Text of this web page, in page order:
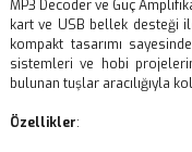
MP3 Decoder ve Güç
kart ve USB bellek desteği
kompakt tasarımı
sistemleri ve hobi
bulunan tuşlar aracılığıyla
Özellikler: